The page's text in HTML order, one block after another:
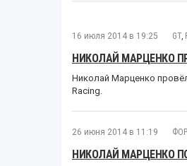
16 июля 2014 в 19:25 GT,
НИКОЛАЙ МАРЦЕНКО
Николай Марценко
Racing.
26 июня 2014 в 11:19
НИКОЛАЙ МАРЦЕНКО